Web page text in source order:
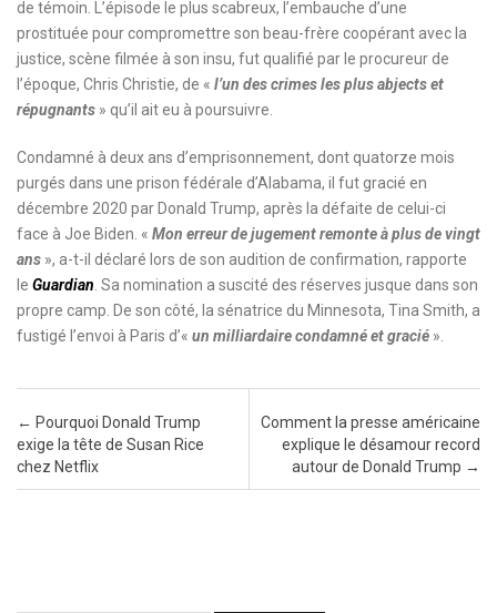
de témoin. L’épisode le plus scabreux, l’embauche d’une
prostituée pour compromettre son beau-frère coopérant avec la
justice, scène filmée à son insu, fut qualifié par le procureur de
l’époque, Chris Christie, de « l’un des crimes les plus abjects et
répugnants » qu’il ait eu à poursuivre.
Condamné à deux ans d’emprisonnement, dont quatorze mois
purgés dans une prison fédérale d’Alabama, il fut gracié en
décembre 2020 par Donald Trump, après la défaite de celui-ci
face à Joe Biden. « Mon erreur de jugement remonte à plus de vingt
ans », a-t-il déclaré lors de son audition de confirmation, rapporte
le Guardian . Sa nomination a suscité des réserves jusque dans son
propre camp. De son côté, la sénatrice du Minnesota, Tina Smith, a
fustigé l’envoi à Paris d’« un milliardaire condamné et gracié ».
Post navigation
← Pourquoi Donald Trump
exige la tête de Susan Rice
chez Netflix
Comment la presse américaine
explique le désamour record
autour de Donald Trump →